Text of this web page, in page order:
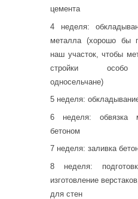
цемента
4 неделя:
металла (хорошо бы
наш участок, чтобы
стройки особо
односельчане)
5 неделя:
6 неделя: обвязка
бетоном
7 неделя: заливка
8 неделя:
изготовление
для стен